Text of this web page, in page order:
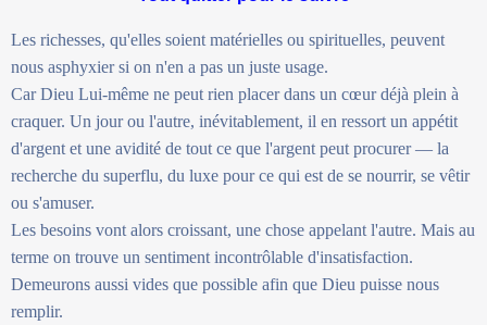
Les richesses, qu'elles soient matérielles ou spirituelles, peuvent
nous asphyxier si on n'en a pas un juste usage.
Car Dieu Lui-même ne peut rien placer dans un cœur déjà plein à
craquer. Un jour ou l'autre, inévitablement, il en ressort un appétit
d'argent et une avidité de tout ce que l'argent peut procurer — la
recherche du superflu, du luxe pour ce qui est de se nourrir, se vêtir
ou s'amuser.
Les besoins vont alors croissant, une chose appelant l'autre. Mais au
terme on trouve un sentiment incontrôlable d'insatisfaction.
Demeurons aussi vides que possible afin que Dieu puisse nous
remplir.